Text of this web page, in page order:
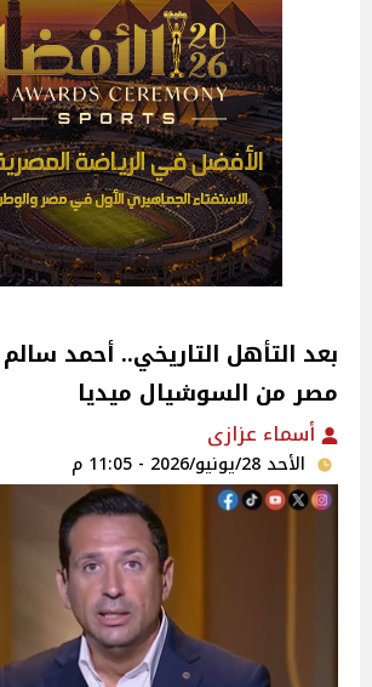
بعد التأهل التاريخي.. أحمد
مصر من السوشيال ميديا
أسماء عزازى
الأحد 28/يونيو/2026 - 11:05 م